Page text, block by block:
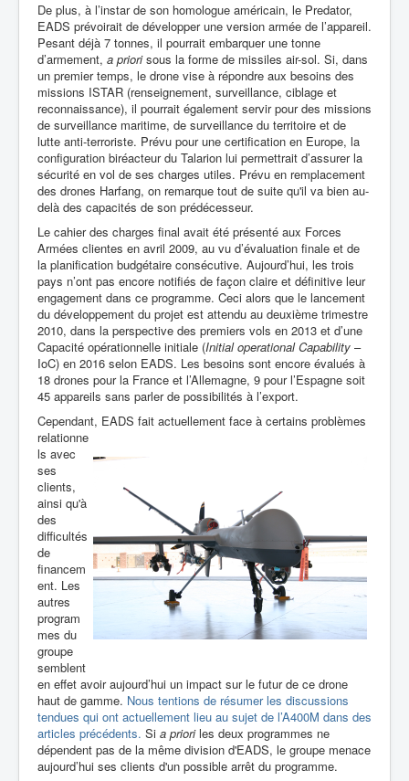
De plus, à l’instar de son homologue américain, le Predator,
EADS prévoirait de développer une version armée de l’appareil.
Pesant déjà 7 tonnes, il pourrait embarquer une tonne
d’armement, a priorisous la forme de missiles air-sol. Si, dans
un premier temps, le drone vise à répondre aux besoins des
missions ISTAR (renseignement, surveillance, ciblage et
reconnaissance), il pourrait également servir pour des missions
de surveillance maritime, de surveillance du territoire et de
lutte anti-terroriste. Prévu pour une certification en Europe, la
configuration biréacteur du Talarion lui permettrait d’assurer la
sécurité en vol de ses charges utiles. Prévu en remplacement
des drones Harfang, on remarque tout de suite qu'il va bien au-
delà des capacités de son prédécesseur.
Le cahier des charges final avait été présenté aux Forces
Armées clientes en avril 2009, au vu d’évaluation finale et de
la planification budgétaire consécutive. Aujourd’hui, les trois
pays n’ont pas encore notifiés de façon claire et définitive leur
engagement dans ce programme. Ceci alors que le lancement
du développement du projet est attendu au deuxième trimestre
2010, dans la perspective des premiers vols en 2013 et d’une
Capacité opérationnelle initiale (Initial operational Capability –
IoC) en 2016 selon EADS. Les besoins sont encore évalués à
18 drones pour la France et l’Allemagne, 9 pour l’Espagne soit
45 appareils sans parler de possibilités à l’export.
Cependant, EADS fait actuellement face à certains problèmes
relationne
ls avec
ses
clients,
ainsi qu'à
des
difficultés
de
financem
ent. Les
autres
program
mes du
groupe
semblent
en effet avoir aujourd’hui un impact sur le futur de ce drone
haut de gamme. Nous tentions de résumer les discussions
tendues qui ont actuellement lieu au sujet de l’A400M dans des
articles précédents. Si a prioriles deux programmes ne
dépendent pas de la même division d'EADS, le groupe menace
aujourd’hui ses clients d'un possible arrêt du programme.